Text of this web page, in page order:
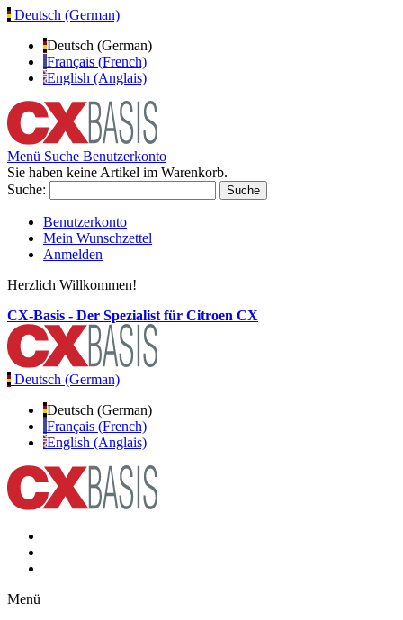
Deutsch (German)
Deutsch (German)
Français (French)
English (Anglais)
Menü Suche Benutzerkonto
Sie haben keine Artikel im Warenkorb.
Suche:
Suche
Benutzerkonto
Mein Wunschzettel
Anmelden
Herzlich Willkommen!
CX-Basis - Der Spezialist für Citroen CX
Deutsch (German)
Deutsch (German)
Français (French)
English (Anglais)
Menü